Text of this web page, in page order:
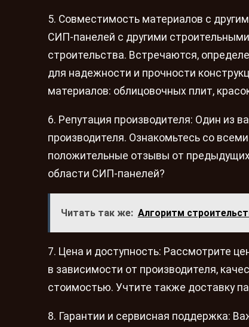
5. Совместимость материалов с
СИП-панелей с другими
строительства. Встречаются,
для надежности и прочности
материалов: облицовочных плит,
6. Репутация производителя: Один из
производителя. Ознакомьтесь со
положительные отзывы от
области СИП-панелей?
Читать так же: Алгоритм
7. Цена и доступность: Рассмотрите
в зависимости от производителя,
стоимостью. Учтите также доставку
8. Гарантии и сервисная поддержка: